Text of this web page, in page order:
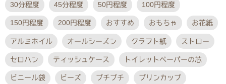
30分程度 45分程度 50円程度 100円程度
150円程度 200円程度 おすすめ おもちゃ お花紙
アルミホイル オールシーズン クラフト紙 ストロー
セロハン ティッシュケース トイレットペーパーの芯
ビニール袋 ビーズ プチプチ プリンカップ